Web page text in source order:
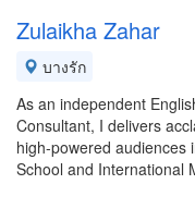
Zulaikha Zahar
บางรัก
As an independent
Consultant, I delivers
high-powered audiences
School and International